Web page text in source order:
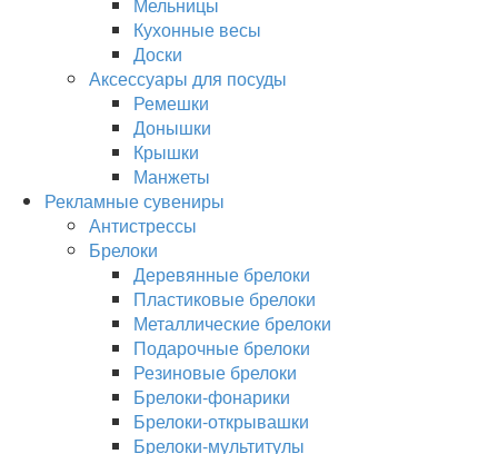
Кухонные весы
Доски
Аксессуары для посуды
Ремешки
Донышки
Крышки
Манжеты
Рекламные сувениры
Антистрессы
Брелоки
Деревянные брелоки
Пластиковые брелоки
Металлические брелоки
Подарочные брелоки
Резиновые брелоки
Брелоки-фонарики
Брелоки-открывашки
Брелоки-мультитулы